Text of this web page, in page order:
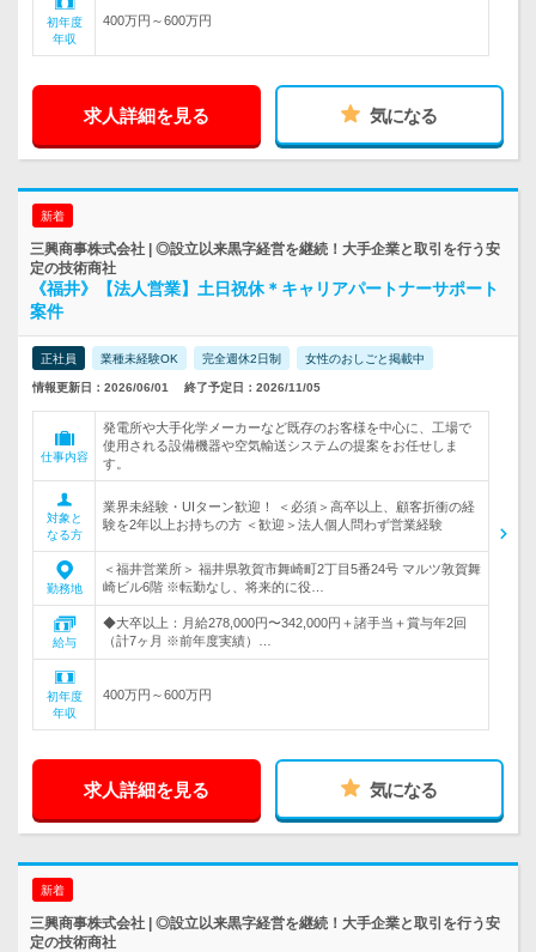
初年度
年収
400万円～600万円
求人詳細を見る 気になる
新着
三興商事株式会社 | ◎設立以来黒字経営を継続！大手企業と取引を行う安
定の技術商社
《福井》【法人営業】土日祝休＊キャリアパートナーサポート
案件
正社員 業種未経験OK 完全週休2日制 女性のおしごと掲載中
情報更新日：2026/06/01 終了予定日：2026/11/05
仕事内容
発電所や大手化学メーカーなど既存のお客様を中心に、工場で
使用される設備機器や空気輸送システムの提案をお任せしま
す。
対象と
なる方
業界未経験・UIターン歓迎！ ＜必須＞高卒以上、顧客折衝の経
験を2年以上お持ちの方 ＜歓迎＞法人個人問わず営業経験
勤務地
＜福井営業所＞ 福井県敦賀市舞崎町2丁目5番24号 マルツ敦賀舞
崎ビル6階 ※転勤なし、将来的に役…
給与
◆大卒以上：月給278,000円〜342,000円＋諸手当＋賞与年2回
（計7ヶ月 ※前年度実績）…
初年度
年収
400万円～600万円
求人詳細を見る 気になる
新着
三興商事株式会社 | ◎設立以来黒字経営を継続！大手企業と取引を行う安
定の技術商社